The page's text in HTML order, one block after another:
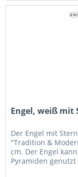
Engel, weiß mit
Der Engel mit
"Tradition &
cm. Der Engel
Pyramiden